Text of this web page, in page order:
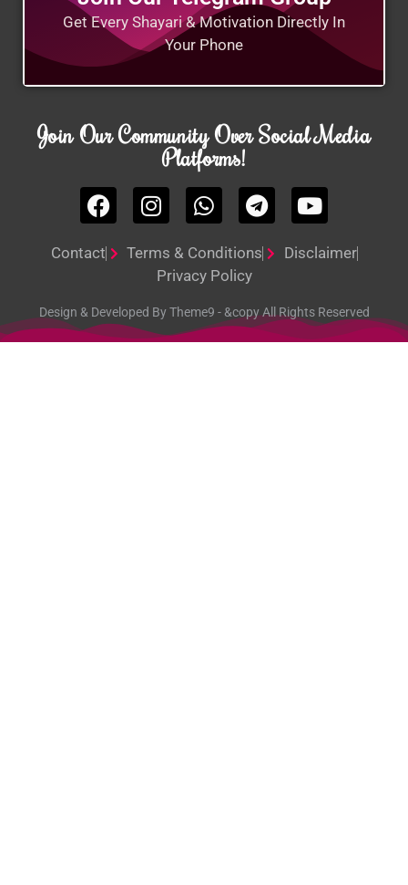
Get Every Shayari & Motivation Directly In
Your Phone
Join Our Community Over Social Media
Platforms!
Contact Terms & Conditions
Disclaimer
Privacy Policy
Design & Developed By Theme9 - &copy All Rights Reserved